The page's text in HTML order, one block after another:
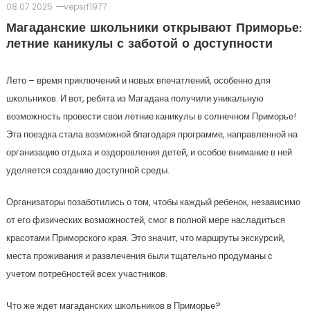
08.07.2025
vepsrf1977
Магаданские школьники открывают Приморье:
летние каникулы с заботой о доступности
Лето – время приключений и новых впечатлений, особенно для
школьников. И вот, ребята из Магадана получили уникальную
возможность провести свои летние каникулы в солнечном Приморье!
Эта поездка стала возможной благодаря программе, направленной на
организацию отдыха и оздоровления детей, и особое внимание в ней
уделяется созданию доступной среды.
Организаторы позаботились о том, чтобы каждый ребенок, независимо
от его физических возможностей, смог в полной мере насладиться
красотами Приморского края. Это значит, что маршруты экскурсий,
места проживания и развлечения были тщательно продуманы с
учетом потребностей всех участников.
Что же ждет магаданских школьников в Приморье?